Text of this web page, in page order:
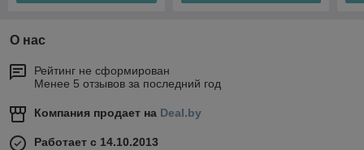
О нас
Рейтинг не сформирован
Менее 5 отзывов за последний год
Компания продает на Deal.by
Работает с 14.10.2013